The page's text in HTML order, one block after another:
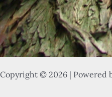
Copyright © 2026 | Powered